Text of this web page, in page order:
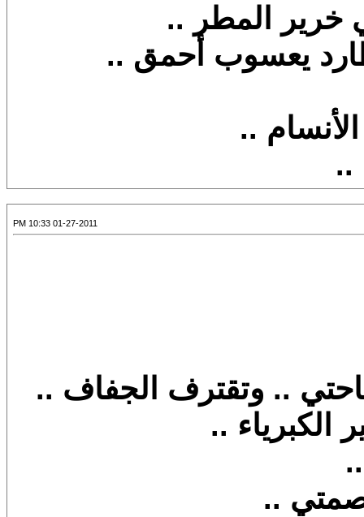
خرير المطر ..
يعسوب أحمق ..
..
..
01-27-2011 10:33 PM
.. وتقترف الجفاف ..
..
صمتي ..